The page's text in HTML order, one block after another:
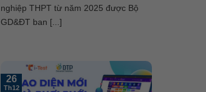
nghiệp THPT từ năm 2025 được Bộ
GD&ĐT ban [...]
26
Th12